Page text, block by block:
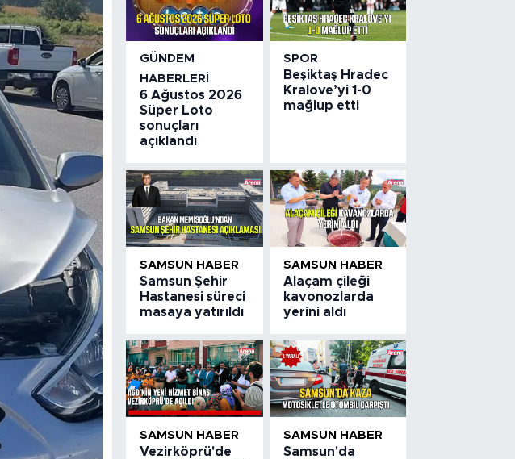
GÜNDEM
HABERLERI
6 Ağustos 2026
Süper Loto
sonuçları
açıklandı
SPOR
Beşiktaş Hradec
Kralove’yi 1-0
mağlup etti
SAMSUN HABER
Samsun Şehir
Hastanesi süreci
masaya yatırıldı
SAMSUN HABER
Alaçam çileği
kavonozlarda
yerini aldı
SAMSUN HABER
Vezirköprü'de
SAMSUN HABER
Samsun'da